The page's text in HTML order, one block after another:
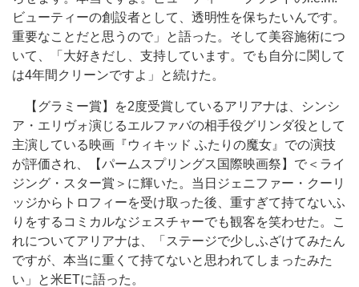
ビューティーの創設者として、透明性を保ちたいんです。
重要なことだと思うので」と語った。そして美容施術につ
いて、「大好きだし、支持しています。でも自分に関して
は4年間クリーンですよ」と続けた。
【グラミー賞】を2度受賞しているアリアナは、シンシ
ア・エリヴォ演じるエルファバの相手役グリンダ役として
主演している映画『ウィキッド ふたりの魔女』での演技
が評価され、【パームスプリングス国際映画祭】で＜ライ
ジング・スター賞＞に輝いた。当日ジェニファー・クーリ
ッジからトロフィーを受け取った後、重すぎて持てないふ
りをするコミカルなジェスチャーでも観客を笑わせた。こ
れについてアリアナは、「ステージで少しふざけてみたん
ですが、本当に重くて持てないと思われてしまったみた
い」と米ETに語った。